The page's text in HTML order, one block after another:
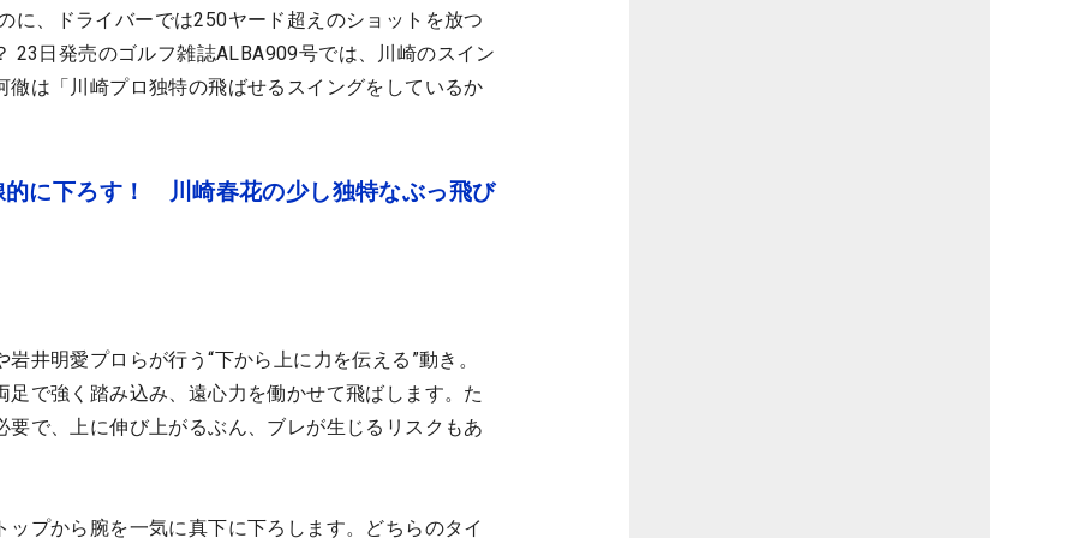
に、ドライバーでは250ヤード超えのショットを放つ
23日発売のゴルフ雑誌ALBA909号では、川崎のスイン
は「川崎プロ独特の飛ばせるスイングをしているか
に下ろす！ 川崎春花の少し独特なぶっ飛び
井明愛プロらが行う“下から上に力を伝える”動き。
で強く踏み込み、遠心力を働かせて飛ばします。た
で、上に伸び上がるぶん、ブレが生じるリスクもあ
プから腕を一気に真下に下ろします。どちらのタイ